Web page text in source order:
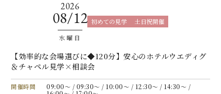
2026
08/12
水曜日
初めての見学 土日祝開催
【効率的な会場選びに◆120分】安心のホテルウエディグ
＆チャペル見学×相談会
開催時間
09:00〜 / 09:30〜 / 10:00〜 / 12:30〜 / 14:30〜 /